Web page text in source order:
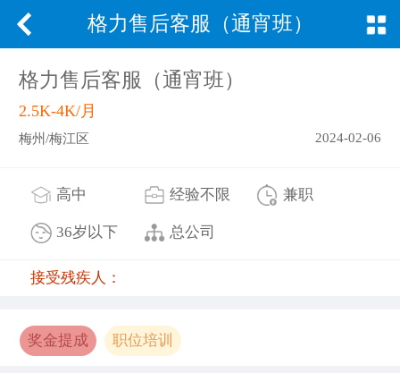
格力售后客服（通宵班）
格力售后客服（通宵班）
2.5K-4K/月
梅州/梅江区 2024-02-06
高中 经验不限 兼职
36岁以下 总公司
接受残疾人：
奖金提成 职位培训